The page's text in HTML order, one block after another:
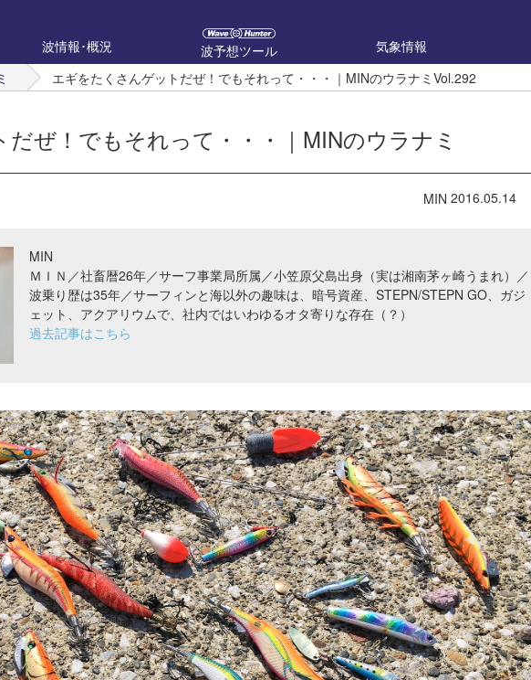
波情報･概況 波予想ツール
気象情報
エギをたくさんゲットだぜ！でもそれって・・・｜MINのウラナミVol.292
ぜ！でもそれって・・・｜MINのウラナミ
MIN 2016.05.14
MIN
ＭＩＮ／社畜暦26年／サーフ事業局所属／小笠原父島出身（実は湘南茅ヶ崎うまれ）／
波乗り歴は35年／サーフィンと海以外の趣味は、暗号資産、STEPN/STEPN GO、ガジ
ェット、アクアリウムで、社内ではいわゆるオタ寄りな存在（？）
過去記事はこちら